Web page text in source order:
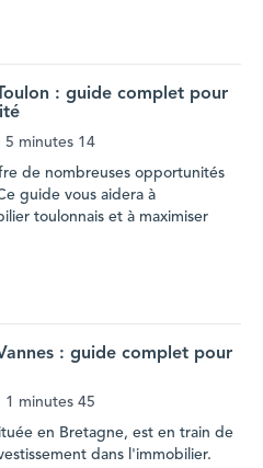
: guide complet pour
5 minutes 14
de nombreuses opportunités
guide vous aidera à
toulonnais et à maximiser
: guide complet pour
1 minutes 45
en Bretagne, est en train de
dans l'immobilier.